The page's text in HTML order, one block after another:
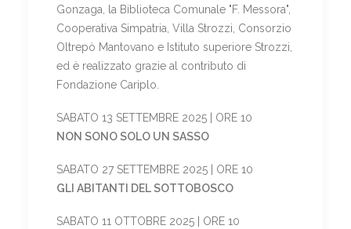
Gonzaga, la Biblioteca Comunale "F. Messora",
Cooperativa Simpatria, Villa Strozzi, Consorzio
Oltrepò Mantovano e Istituto superiore Strozzi,
ed è realizzato grazie al contributo di
Fondazione Cariplo.
SABATO 13 SETTEMBRE 2025 | ORE 10
NON SONO SOLO UN SASSO
SABATO 27 SETTEMBRE 2025 | ORE 10
GLI ABITANTI DEL SOTTOBOSCO
SABATO 11 OTTOBRE 2025 | ORE 10